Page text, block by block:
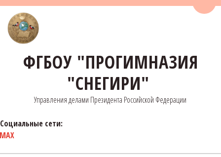
ФГБОУ "ПРОГИМНАЗИЯ
"СНЕГИРИ"
Управления делами Президента Российской Федерации
Социальные сети:
MAX